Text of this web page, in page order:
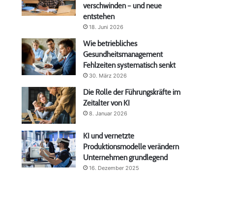
verschwinden – und neue
entstehen
18. Juni 2026
Wie betriebliches
Gesundheitsmanagement
Fehlzeiten systematisch senkt
30. März 2026
Die Rolle der Führungskräfte im
Zeitalter von KI
8. Januar 2026
KI und vernetzte
Produktionsmodelle verändern
Unternehmen grundlegend
16. Dezember 2025